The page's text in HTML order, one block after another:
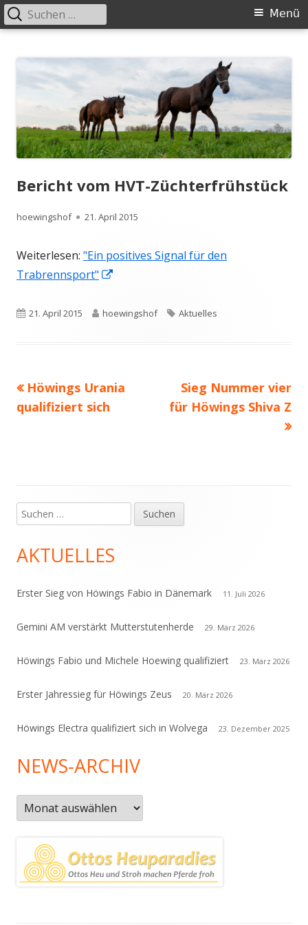
zum
Primäres
Menü
Suchen
nach:
Bericht vom HVT-Züchterfrühstück
Autor
hoewingshof
Veröffentlicht
21. April 2015
Weiterlesen: "Ein positives Signal für den
Trabrennsport"
Fenster
Veröffentlicht
21. April 2015 Autor
hoewingshof Schlagwörter
Aktuelles
Beitragsnavigation
Vorheriger
Beitrag:
Höwings Urania
qualifiziert sich
Nächster
Beitrag
Sieg Nummer vier
für Höwings Shiva Z
Haupt-
Seitenleiste
Suchen
nach:
AKTUELLES
Erster Sieg von Höwings Fabio in Dänemark 11. Juli 2026
Gemini AM verstärkt Mutterstutenherde 29. März 2026
Höwings Fabio und Michele Hoewing qualifiziert 23. März 2026
Erster Jahressieg für Höwings Zeus 20. März 2026
Höwings Electra qualifiziert sich in Wolvega 23. Dezember 2025
NEWS-ARCHIV
News-
Archiv